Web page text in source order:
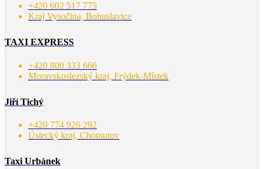
+420 602 517 775
Kraj Vysočina, Bohuslavice
TAXI EXPRESS
+420 800 333 666
Moravskoslezský kraj, Frýdek-Místek
Jiří Tichý
+420 774 926 292
Ústecký kraj, Chomutov
Taxi Urbánek